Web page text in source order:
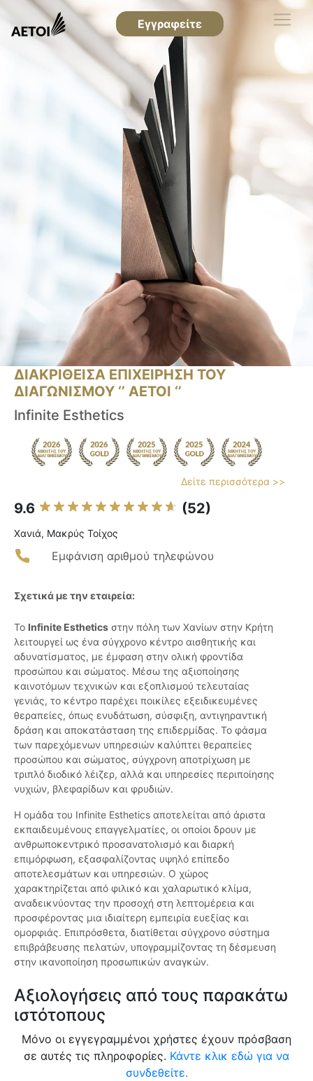
Εγγραφείτε
ΔΙΑΚΡΙΘΕΙΣΑ ΕΠΙΧΕΙΡΗΣΗ ΤΟΥ
ΔΙΑΓΩΝΙΣΜΟΥ ‘’ ΑΕΤΟΙ ‘’
Infinite Esthetics
Δείτε περισσότερα >>
9.6 (52)
Χανιά, Μακρύς Τοίχος
Εμφάνιση αριθμού τηλεφώνου
Σχετικά με την εταιρεία:
Το Infinite Esthetics στην πόλη των Χανίων στην Κρήτη
λειτουργεί ως ένα σύγχρονο κέντρο αισθητικής και
αδυνατίσματος, με έμφαση στην ολική φροντίδα
προσώπου και σώματος. Μέσω της αξιοποίησης
καινοτόμων τεχνικών και εξοπλισμού τελευταίας
γενιάς, το κέντρο παρέχει ποικίλες εξειδικευμένες
θεραπείες, όπως ενυδάτωση, σύσφιξη, αντιγηραντική
δράση και αποκατάσταση της επιδερμίδας. Το φάσμα
των παρεχόμενων υπηρεσιών καλύπτει θεραπείες
προσώπου και σώματος, σύγχρονη αποτρίχωση με
τριπλό διοδικό λέιζερ, αλλά και υπηρεσίες περιποίησης
νυχιών, βλεφαρίδων και φρυδιών.
Η ομάδα του Infinite Esthetics αποτελείται από άριστα
εκπαιδευμένους επαγγελματίες, οι οποίοι δρουν με
ανθρωποκεντρικό προσανατολισμό και διαρκή
επιμόρφωση, εξασφαλίζοντας υψηλό επίπεδο
αποτελεσμάτων και υπηρεσιών. Ο χώρος
χαρακτηρίζεται από φιλικό και χαλαρωτικό κλίμα,
αναδεικνύοντας την προσοχή στη λεπτομέρεια και
προσφέροντας μια ιδιαίτερη εμπειρία ευεξίας και
ομορφιάς. Επιπρόσθετα, διατίθεται σύγχρονο σύστημα
επιβράβευσης πελατών, υπογραμμίζοντας τη δέσμευση
στην ικανοποίηση προσωπικών αναγκών.
Αξιολογήσεις από τους παρακάτω
ιστότοπους
Μόνο οι εγγεγραμμένοι χρήστες έχουν πρόσβαση
σε αυτές τις πληροφορίες. Κάντε κλικ εδώ για να
συνδεθείτε.